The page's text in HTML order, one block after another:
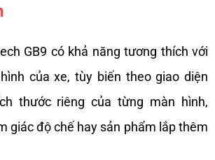
GB9 có khả năng tương thích với
của xe, tùy biến theo giao diện
thước riêng của từng màn hình,
giác độ chế hay sản phẩm lắp thêm